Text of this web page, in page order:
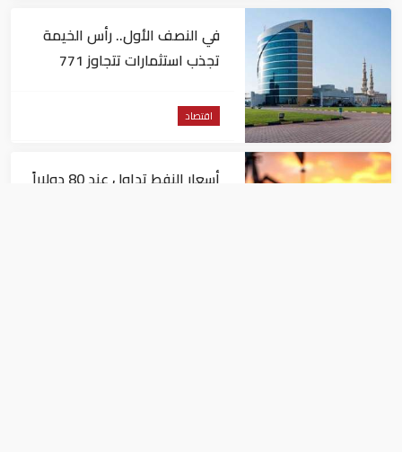
في النصف الأول.. رأس الخيمة
تجذب استثمارات تتجاوز 771
اقتصاد
أسعار النفط تداول عند 80 دولاراً